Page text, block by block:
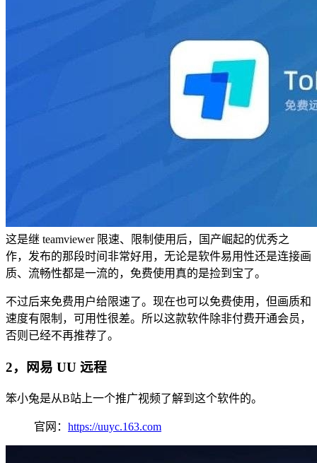
这是继 teamviewer 限速、限制使用后，国产崛起的优秀之
作，发布的那段时间非常好用，无论是软件易用性还是连接画
质、流畅性都是一流的，免费使用真的是捡到宝了。
不过后来免费用户给限速了。现在也可以免费使用，但画质和
速度有限制，可用性很差。所以这款软件除非付费开通会员，
否则已经不再推荐了。
2，网易 UU 远程
笨小兔是从B站上一个推广视频了解到这个软件的。
官网： https://uuyc.163.com